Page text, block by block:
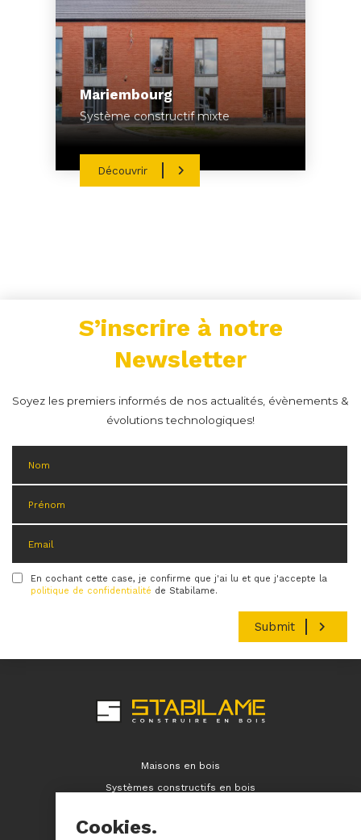
Cookies.
Mariembourg
Système constructif mixte
Découvrir
S’inscrire à notre
Newsletter
Soyez les premiers informés de nos actualités, évènements &
évolutions technologiques!
Condition
En cochant cette case, je confirme que j'ai lu et que j'accepte la
politique de confidentialité de Stabilame.
Maisons en bois
Systèmes constructifs en bois